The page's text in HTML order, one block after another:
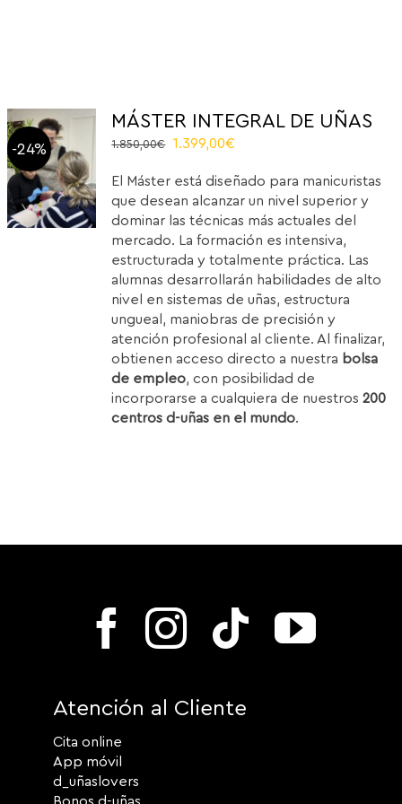
-24%
MÁSTER INTEGRAL DE UÑAS
1.850,00€
Original
was:
1.850,00€.
1.399,00€
is:
1.399,00€.
El Máster está diseñado para manicuristas
que desean alcanzar un nivel superior y
dominar las técnicas más actuales del
mercado. La formación es intensiva,
estructurada y totalmente práctica. Las
alumnas desarrollarán habilidades de alto
nivel en sistemas de uñas, estructura
ungueal, maniobras de precisión y
atención profesional al cliente. Al finalizar,
obtienen acceso directo a nuestra bolsa
de empleo, con posibilidad de
incorporarse a cualquiera de nuestros200
centros d-uñas en el mundo.
Atención al Cliente
Cita online
App móvil
d_uñaslovers